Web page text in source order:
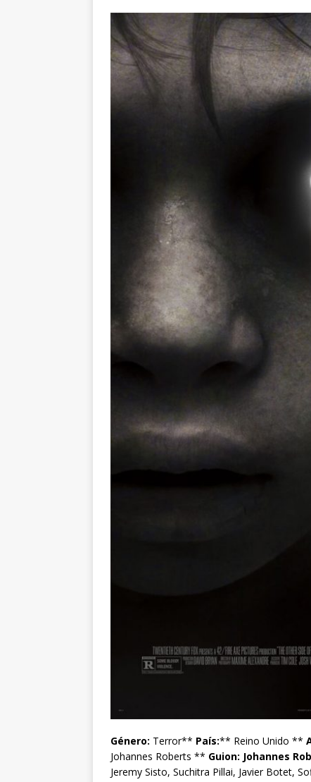
Género: Terror** País:** Reino Unido **
Johannes Roberts ** Guion: Johannes
Jeremy Sisto, Suchitra Pillai, Javier Botet,